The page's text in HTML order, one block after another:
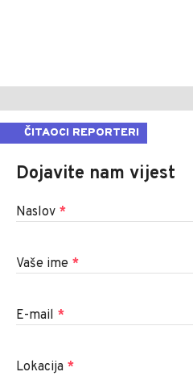
ČITAOCI REPORTERI
Dojavite nam vijest
Naslov *
Vaše ime *
E-mail *
Lokacija *